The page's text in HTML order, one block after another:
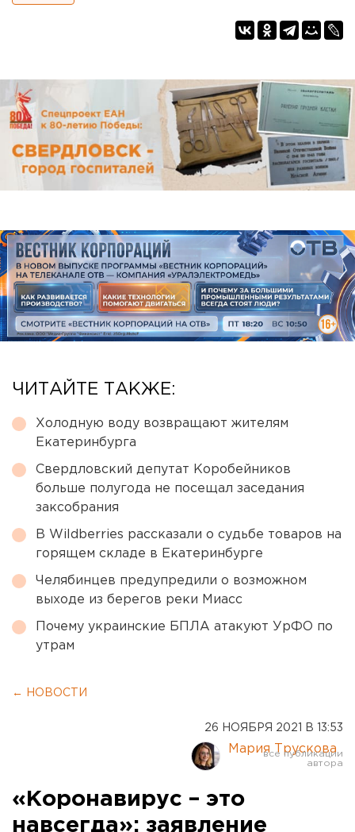
ЧИТАЙТЕ ТАКЖЕ:
Холодную воду возвращают жителям
Екатеринбурга
Свердловский депутат Коробейников
больше полугода не посещал заседания
заксобрания
В Wildberries рассказали о судьбе товаров на
горящем складе в Екатеринбурге
Челябинцев предупредили о возможном
выходе из берегов реки Миасс
Почему украинские БПЛА атакуют УрФО по
утрам
← НОВОСТИ
26 НОЯБРЯ 2021 В 13:53
Мария Трускова
«Коронавирус – это
навсегда»: заявление